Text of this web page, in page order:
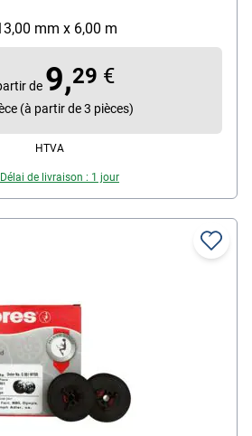
mm x 6,00 m
de 9,29 €
(à partir de 3 pièces)
HTVA
de livraison : 1 jour